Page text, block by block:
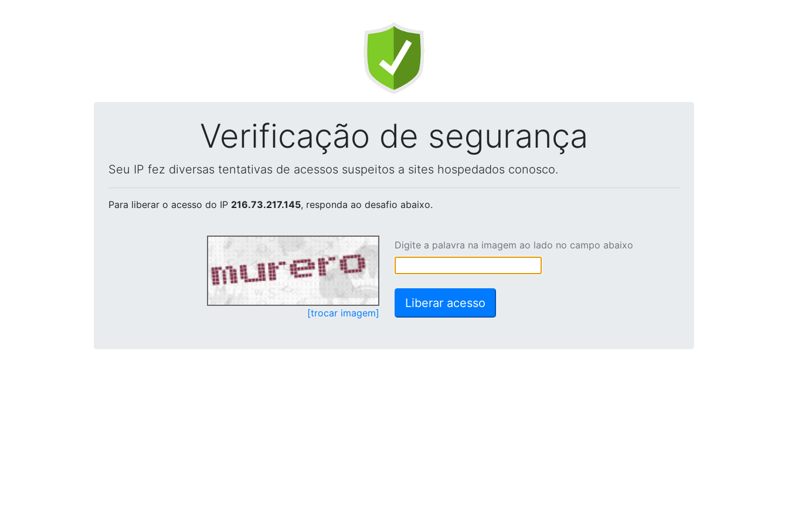
Verificação de segurança
Seu IP fez diversas tentativas de acessos suspeitos a sites hospedados conosco.
Para liberar o acesso do IP 216.73.217.145, responda ao desafio abaixo.
[trocar imagem]
Digite a palavra na imagem ao lado no campo abaixo